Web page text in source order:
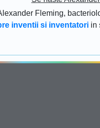
Fleming,
inventii si inventatori in